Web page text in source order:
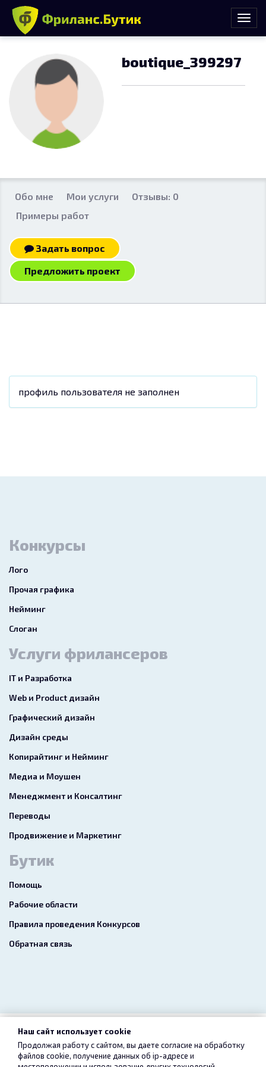
boutique_399297
Обо мне Мои услуги
Отзывы: 0
Примеры работ
Задать вопрос
Предложить проект
профиль пользователя не заполнен
Конкурсы
Лого
Прочая графика
Нейминг
Слоган
Услуги фрилансеров
IT и Разработка
Web и Product дизайн
Графический дизайн
Дизайн среды
Копирайтинг и Нейминг
Медиа и Моушен
Менеджмент и Консалтинг
Переводы
Продвижение и Маркетинг
Бутик
Помощь
Рабочие области
Правила проведения Конкурсов
Обратная связь
2026 freelance.boutique
Пользовательское соглашение Конфиденциальность
Наш сайт использует cookie
Продолжая работу с сайтом, вы даете согласие на обработку
файлов cookie, получение данных об ip-адресе и